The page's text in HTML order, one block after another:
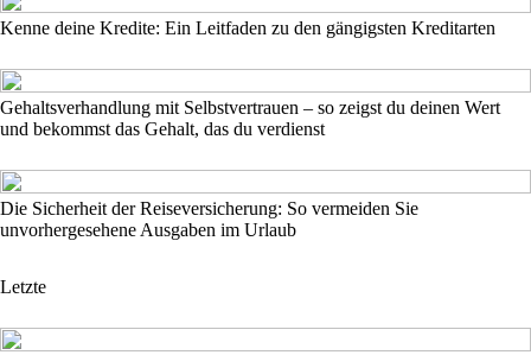
Kenne deine Kredite: Ein Leitfaden zu den gängigsten Kreditarten
Gehaltsverhandlung mit Selbstvertrauen – so zeigst du deinen Wert
und bekommst das Gehalt, das du verdienst
Die Sicherheit der Reiseversicherung: So vermeiden Sie
unvorhergesehene Ausgaben im Urlaub
Letzte